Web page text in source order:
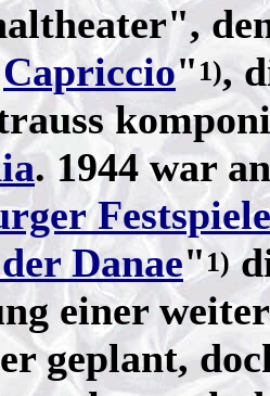
Capriccio" 1),
. 1944 war
Festspiele
Danae"1)
einer
geplant,